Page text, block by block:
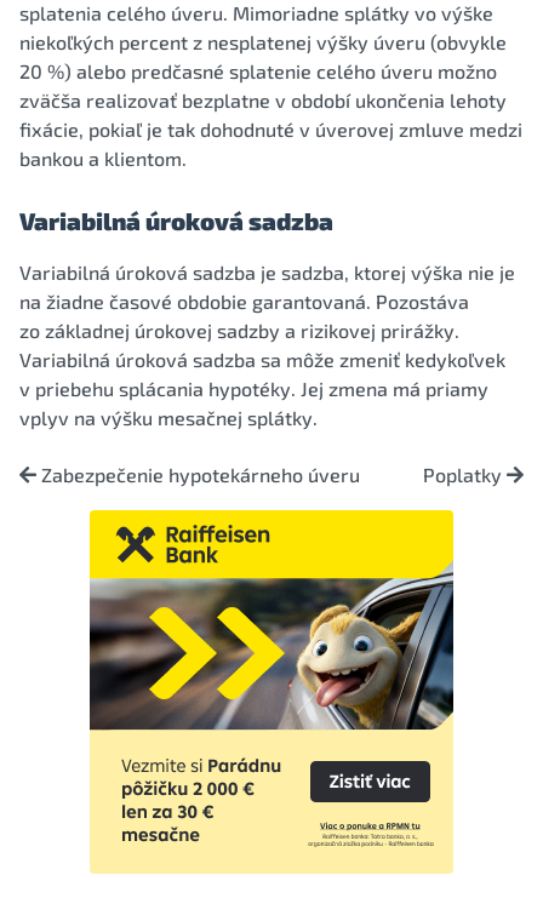
splatenia celého úveru. Mimoriadne splátky vo výške
niekoľkých percent z nesplatenej výšky úveru (obvykle
20 %) alebo predčasné splatenie celého úveru možno
zväčša realizovať bezplatne v období ukončenia lehoty
fixácie, pokiaľ je tak dohodnuté v úverovej zmluve medzi
bankou a klientom.
Variabilná úroková sadzba
Variabilná úroková sadzba je sadzba, ktorej výška nie je
na žiadne časové obdobie garantovaná. Pozostáva
zo základnej úrokovej sadzby a rizikovej prirážky.
Variabilná úroková sadzba sa môže zmeniť kedykoľvek
v priebehu splácania hypotéky. Jej zmena má priamy
vplyv na výšku mesačnej splátky.
Zabezpečenie hypotekárneho úveru Poplatky